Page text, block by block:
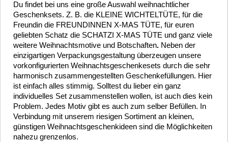
Du findet bei uns eine große Auswahl weihnachtlicher
Geschenksets. Z. B. die KLEINE WICHTELTÜTE, für die
Freundin die FREUNDINNEN X-MAS TÜTE, für euren
geliebten Schatz die SCHATZI X-MAS TÜTE und ganz viele
weitere Weihnachtsmotive und Botschaften. Neben der
einzigartigen Verpackungsgestaltung überzeugen unsere
vorkonfigurierten Weihnachtsgeschenkesets durch die sehr
harmonisch zusammengestellten Geschenkefüllungen. Hier
ist einfach alles stimmig. Solltest du lieber ein ganz
individuelles Set zusammenstellen wollen, ist auch dies kein
Problem. Jedes Motiv gibt es auch zum selber Befüllen. In
Verbindung mit unserem riesigen Sortiment an kleinen,
günstigen Weihnachtsgeschenkideen sind die Möglichkeiten
nahezu grenzenlos.